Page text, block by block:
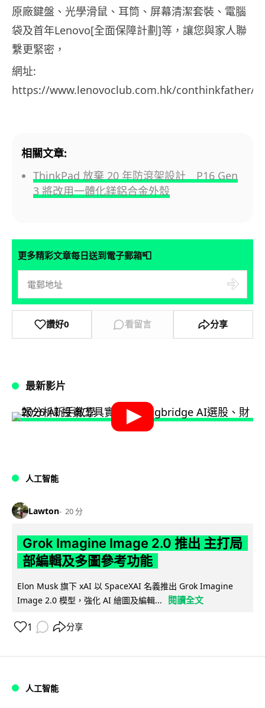
原廠鍵盤、光學滑鼠、耳筒、屏幕清潔套裝、電腦
袋及首年Lenovo[全面保障計劃]等，讓您與家人聯
繫更緊密，
網址:
https://www.lenovoclub.com.hk/conthinkfather/
相關文章:
ThinkPad 放棄 20 年防滾架設計 P16 Gen
3 將改用一體化鎂鋁合金外殼
更多精彩文章每日送到電子郵箱📮
讚好0 看留言 分享
最新影片
人工智能
Lawton 20 分
Grok Imagine Image 2.0 推出 主打局
部編輯及多圖參考功能
Elon Musk 旗下 xAI 以 SpaceXAI 名義推出 Grok Imagine
Image 2.0 模型，強化 AI 繪圖及編輯...
閱讀全文
1 分享
人工智能